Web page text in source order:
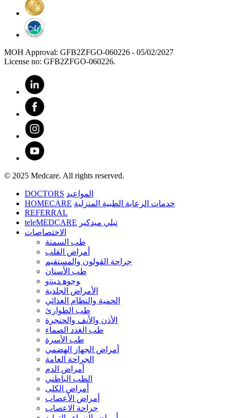
MOH Approval: GFB2ZFGO-060226 - 05/02/2027
License no: GFB2ZFGO-060226.
© 2025 Medcare. All rights reserved.
DOCTORS المواعيد
HOMECARE خدمات الرعاية الطبية المنزلية
REFERRAL
teleMEDCARE تيلي ميدكير
الاختصاصات
طب السمنة
أمراض القلب
جراحة القولون والمستقيم
طب الأسنان
ﻮﺟﻮﻫ ﺪﻴﻨﺗﻭ
الأمراض الجلدية
الحمية والنظام الغذائي
طب الطوارئ
الأذن والأنف والحنجرة
طب الغدد الصماء
طب الأسرة
أمراض الجهاز الهضمي
الجراحة العامة
أمراض الدم
الطب الباطني
أمراض الكلى
أمراض الأعصاب
جراحة الاعصاب